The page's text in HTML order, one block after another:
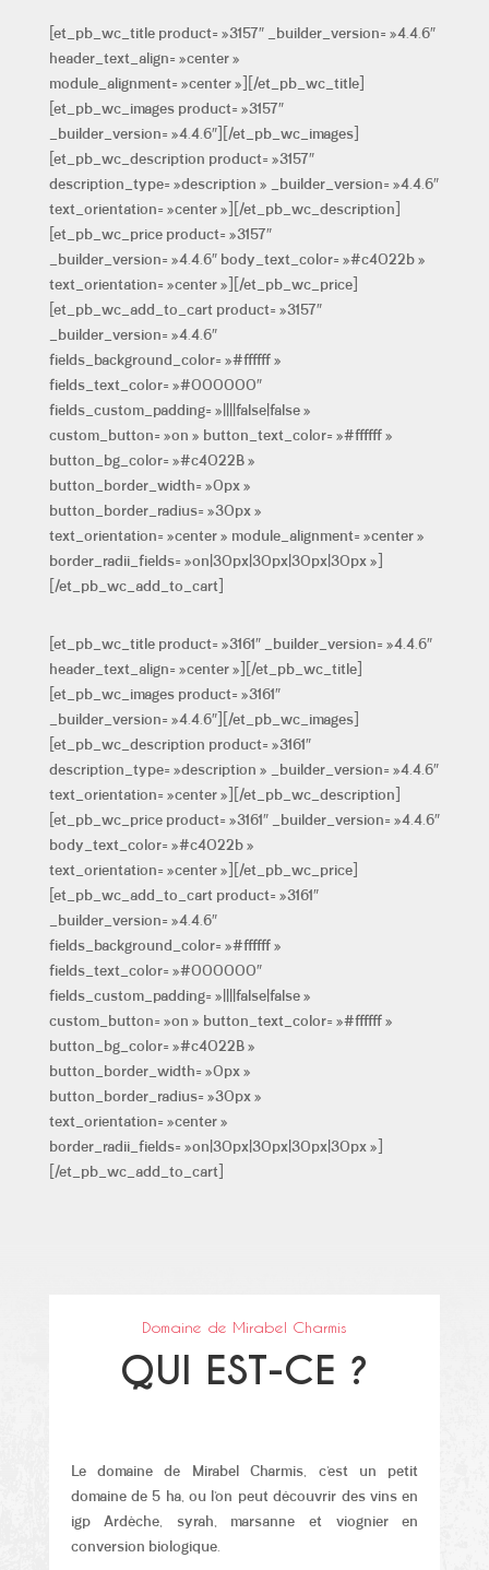
[et_pb_wc_title product= »3157″ _builder_version= »4.4.6″
header_text_align= »center »
module_alignment= »center »][/et_pb_wc_title]
[et_pb_wc_images product= »3157″
_builder_version= »4.4.6″][/et_pb_wc_images]
[et_pb_wc_description product= »3157″
description_type= »description » _builder_version= »4.4.6″
text_orientation= »center »][/et_pb_wc_description]
[et_pb_wc_price product= »3157″
_builder_version= »4.4.6″ body_text_color= »#c4022b »
text_orientation= »center »][/et_pb_wc_price]
[et_pb_wc_add_to_cart product= »3157″
_builder_version= »4.4.6″
fields_background_color= »#ffffff »
fields_text_color= »#000000″
fields_custom_padding= »||||false|false »
custom_button= »on » button_text_color= »#ffffff »
button_bg_color= »#c4022B »
button_border_width= »0px »
button_border_radius= »30px »
text_orientation= »center » module_alignment= »center »
border_radii_fields= »on|30px|30px|30px|30px »]
[/et_pb_wc_add_to_cart]
[et_pb_wc_title product= »3161″ _builder_version= »4.4.6″
header_text_align= »center »][/et_pb_wc_title]
[et_pb_wc_images product= »3161″
_builder_version= »4.4.6″][/et_pb_wc_images]
[et_pb_wc_description product= »3161″
description_type= »description » _builder_version= »4.4.6″
text_orientation= »center »][/et_pb_wc_description]
[et_pb_wc_price product= »3161″ _builder_version= »4.4.6″
body_text_color= »#c4022b »
text_orientation= »center »][/et_pb_wc_price]
[et_pb_wc_add_to_cart product= »3161″
_builder_version= »4.4.6″
fields_background_color= »#ffffff »
fields_text_color= »#000000″
fields_custom_padding= »||||false|false »
custom_button= »on » button_text_color= »#ffffff »
button_bg_color= »#c4022B »
button_border_width= »0px »
button_border_radius= »30px »
text_orientation= »center »
border_radii_fields= »on|30px|30px|30px|30px »]
[/et_pb_wc_add_to_cart]
Domaine de Mirabel Charmis
QUI EST-CE ?
Le domaine de Mirabel Charmis, c’est un petit
domaine de 5 ha, ou l’on peut découvrir des vins en
igp Ardèche, syrah, marsanne et viognier en
conversion biologique.